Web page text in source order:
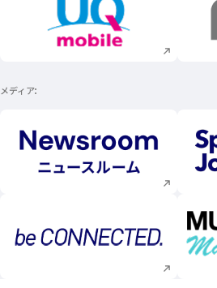
新規ウィンドウで開く
メディア
新規ウィンドウで開く
新規ウィンドウで開く